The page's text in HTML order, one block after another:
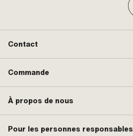
Contact
Commande
À propos de nous
Pour les personnes responsables